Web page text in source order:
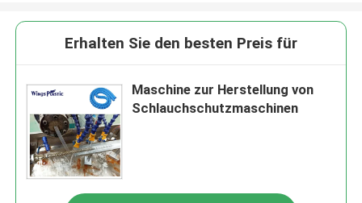
Erhalten Sie den besten Preis für
Maschine zur Herstellung von
Schlauchschutzmaschinen